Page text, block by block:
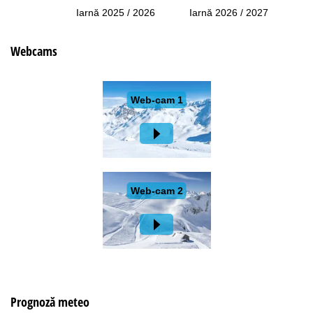
Iarnă 2025 / 2026 Iarnă 2026 / 2027
Webcams
Prognoză meteo